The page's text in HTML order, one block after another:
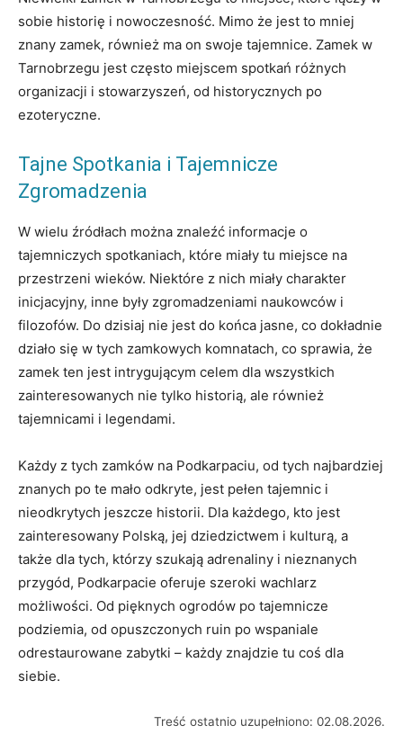
sobie historię i nowoczesność. Mimo że jest to mniej
znany zamek, również ma on swoje tajemnice. Zamek w
Tarnobrzegu jest często miejscem spotkań różnych
organizacji i stowarzyszeń, od historycznych po
ezoteryczne.
Tajne Spotkania i Tajemnicze
Zgromadzenia
W wielu źródłach można znaleźć informacje o
tajemniczych spotkaniach, które miały tu miejsce na
przestrzeni wieków. Niektóre z nich miały charakter
inicjacyjny, inne były zgromadzeniami naukowców i
filozofów. Do dzisiaj nie jest do końca jasne, co dokładnie
działo się w tych zamkowych komnatach, co sprawia, że
zamek ten jest intrygującym celem dla wszystkich
zainteresowanych nie tylko historią, ale również
tajemnicami i legendami.
Każdy z tych zamków na Podkarpaciu, od tych najbardziej
znanych po te mało odkryte, jest pełen tajemnic i
nieodkrytych jeszcze historii. Dla każdego, kto jest
zainteresowany Polską, jej dziedzictwem i kulturą, a
także dla tych, którzy szukają adrenaliny i nieznanych
przygód, Podkarpacie oferuje szeroki wachlarz
możliwości. Od pięknych ogrodów po tajemnicze
podziemia, od opuszczonych ruin po wspaniale
odrestaurowane zabytki – każdy znajdzie tu coś dla
siebie.
Treść ostatnio uzupełniono: 02.08.2026.